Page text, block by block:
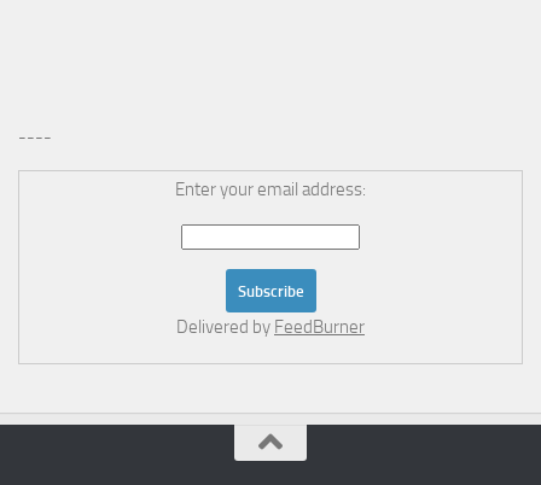
----
Enter your email address:
Delivered by FeedBurner